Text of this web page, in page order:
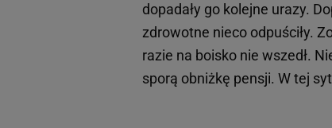
dopadały go kolejne urazy.
zdrowotne nieco odpuściły.
razie na boisko nie wszedł.
sporą obniżkę pensji. W tej